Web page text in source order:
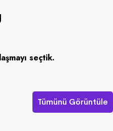
seçtik.
Tümünü Görüntüle